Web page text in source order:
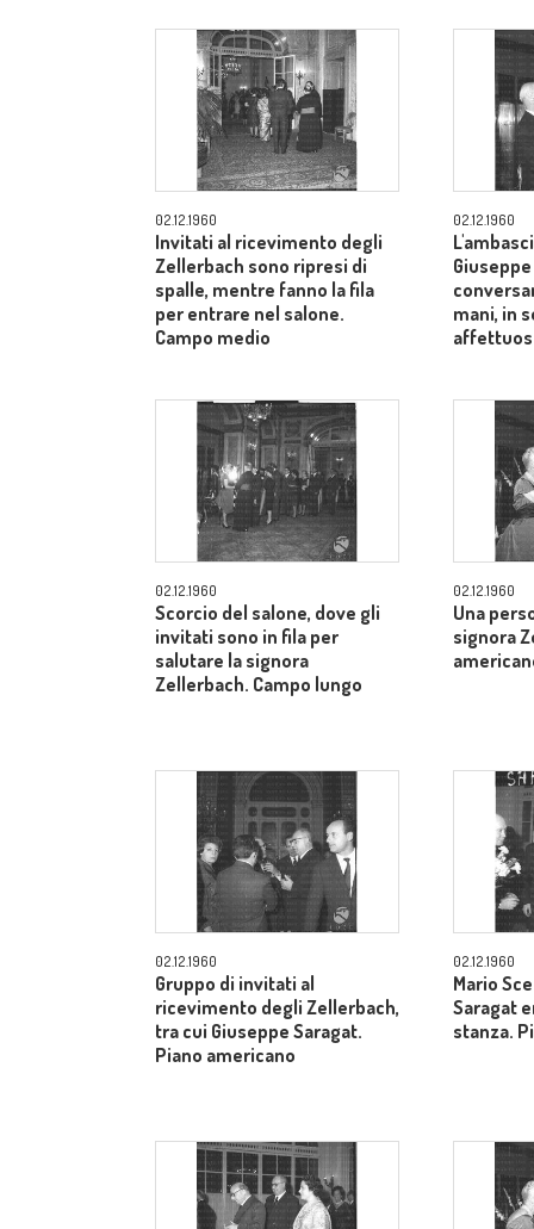
02.12.1960
Invitati al ricevimento degli
Zellerbach sono ripresi di
spalle, mentre fanno la fila
per entrare nel salone.
Campo medio
02.12.1960
mani, in
02.12.1960
Scorcio del salone, dove gli
invitati sono in fila per
salutare la signora
Zellerbach. Campo lungo
02.12.1960
Una
signora
02.12.1960
Gruppo di invitati al
ricevimento degli Zellerbach,
tra cui Giuseppe Saragat.
Piano americano
02.12.1960
Mario
Saragat
stanza.